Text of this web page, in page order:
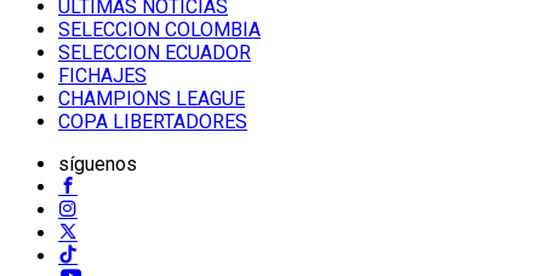
ULTIMAS NOTICIAS
SELECCION COLOMBIA
SELECCION ECUADOR
FICHAJES
CHAMPIONS LEAGUE
COPA LIBERTADORES
síguenos